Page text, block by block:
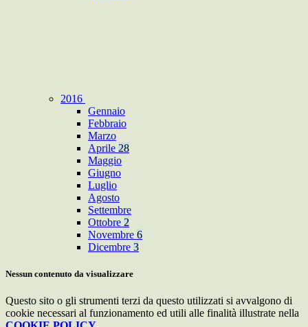
2016
Gennaio
Febbraio
Marzo
Aprile 28
Maggio
Giugno
Luglio
Agosto
Settembre
Ottobre 2
Novembre 6
Dicembre 3
Nessun contenuto da visualizzare
Questo sito o gli strumenti terzi da questo utilizzati si avvalgono di
cookie necessari al funzionamento ed utili alle finalità illustrate nella